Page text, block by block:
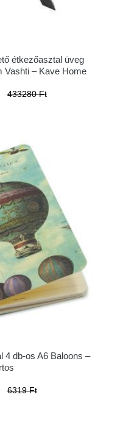
étkezőasztal üveg
Vashti – Kave Home
433280 Ft
4 db-os A6 Baloons –
6319 Ft